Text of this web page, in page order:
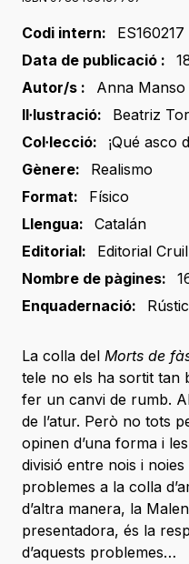
Codi intern:
ES160217
Data de publicació :
Autor/s :
Anna
Il·lustració:
Beatriz
Col·lecció:
¡Qué asco
Gènere:
Realismo
Format:
Físico
Llengua:
Catalán
Editorial:
Editorial
Nombre de pàgines:
Enquadernació:
La colla del Morts de
tele no els ha sortit tan
fer un canvi de rumb.
de l’atur. Però no tots
opinen d’una forma i
divisió entre nois i
problemes a la colla
d’altra manera, la
presentadora, és la
d’aquests problemes…